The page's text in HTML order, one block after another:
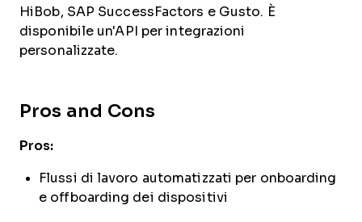
HiBob, SAP SuccessFactors e Gusto. È
disponibile un'API per integrazioni
personalizzate.
Pros and Cons
Pros:
Flussi di lavoro automatizzati per onboarding
e offboarding dei dispositivi